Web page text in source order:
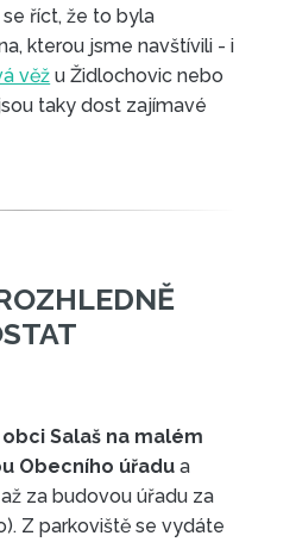
říct, že to byla
kterou jsme navštívili - i
věž u Židlochovic nebo
taky dost zajímavé
ROZHLEDNĚ
obci Salaš na malém
Obecního úřadu a
za budovou úřadu za
Z parkoviště se vydáte